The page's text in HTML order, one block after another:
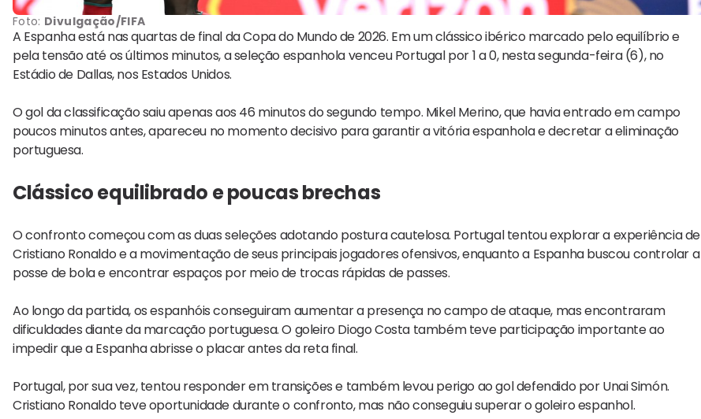
Foto: Divulgação/FIFA
A Espanha está nas quartas de final da Copa do Mundo de 2026. Em um clássico ibérico marcado pelo equilíbrio e
pela tensão até os últimos minutos, a seleção espanhola venceu Portugal por 1 a 0, nesta segunda-feira (6), no
Estádio de Dallas, nos Estados Unidos.
O gol da classificação saiu apenas aos 46 minutos do segundo tempo. Mikel Merino, que havia entrado em campo
poucos minutos antes, apareceu no momento decisivo para garantir a vitória espanhola e decretar a eliminação
portuguesa.
Clássico equilibrado e poucas brechas
O confronto começou com as duas seleções adotando postura cautelosa. Portugal tentou explorar a experiência de
Cristiano Ronaldo e a movimentação de seus principais jogadores ofensivos, enquanto a Espanha buscou controlar a
posse de bola e encontrar espaços por meio de trocas rápidas de passes.
Ao longo da partida, os espanhóis conseguiram aumentar a presença no campo de ataque, mas encontraram
dificuldades diante da marcação portuguesa. O goleiro Diogo Costa também teve participação importante ao
impedir que a Espanha abrisse o placar antes da reta final.
Portugal, por sua vez, tentou responder em transições e também levou perigo ao gol defendido por Unai Simón.
Cristiano Ronaldo teve oportunidade durante o confronto, mas não conseguiu superar o goleiro espanhol.